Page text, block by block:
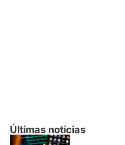
Últimas notícias